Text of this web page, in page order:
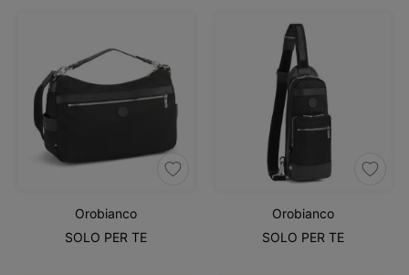
Orobianco
SOLO PER TE
Orobianco
SOLO PER TE